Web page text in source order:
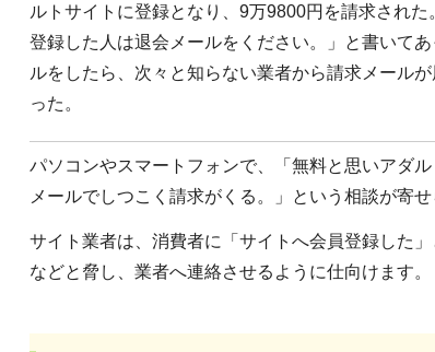
ルトサイトに登録となり、9万9800円を請求された
登録した人は退会メールをください。」と書いて
ルをしたら、次々と知らない業者から請求メール
った。
パソコンやスマートフォンで、「無料と思いアダ
メールでしつこく請求がくる。」という相談が寄せ
サイト業者は、消費者に「サイトへ会員登録した
などと脅し、業者へ連絡させるように仕向けます。